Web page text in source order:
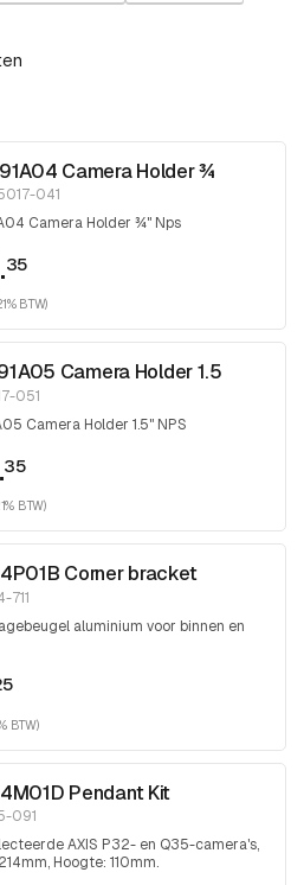
Camera Holder ¾
041
Camera Holder ¾" Nps
35
BTW)
Camera Holder 1.5
051
Camera Holder 1.5" NPS
35
BTW)
Corner bracket
711
aluminium voor binnen en
BTW)
Pendant Kit
091
AXIS P32- en Q35-camera's,
Hoogte: 110mm.